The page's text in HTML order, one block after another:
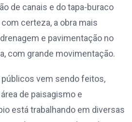
de canais e do tapa-buraco
certeza, a obra mais
e pavimentação no
com grande movimentação.
vem sendo feitos,
de paisagismo e
está trabalhando em diversas